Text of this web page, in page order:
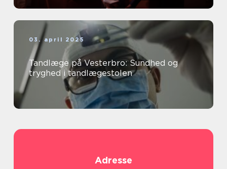
03. april 2025
Tandlæge på Vesterbro: Sundhed og
tryghed i tandlægestolen
Adresse